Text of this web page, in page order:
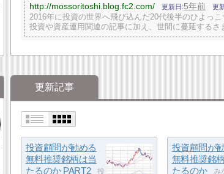
http://mossoritoshi.blog.fc2.com/ 更新日 5年前 更
2016年に投資の世界へ飛び込んだ20代後半のひよっ
投資や資産運用関連の記事に加え、世間に蔓延する
更新記事
投資顧問が勧める
無料推奨銘柄は当
たるのか PART2
投
投資顧問が
無料推奨銘
たるのか
み